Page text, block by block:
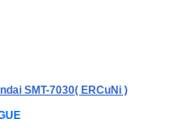
SMT-7030( ERCuNi )